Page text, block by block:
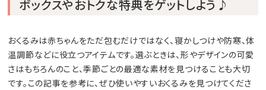
ボックスやおトクな特典をゲットしよう♪
おくるみは赤ちゃんをただ包むだけではなく、寝かしつけや防寒、体
温調節などに役立つアイテムです。選ぶときは、形やデザインの可愛
さはもちろんのこと、季節ごとの最適な素材を見つけることも大切
です。この記事を参考に、ぜひ使いやすいおくるみを見つけてくださ